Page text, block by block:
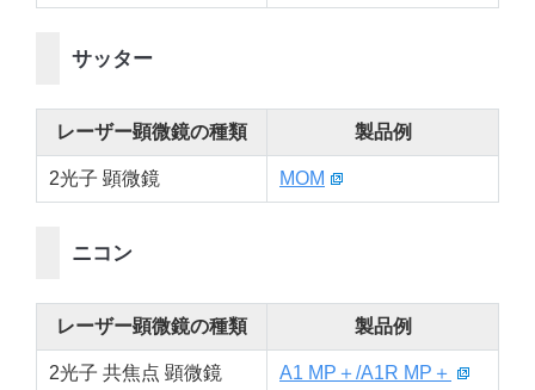
サッター
レーザー顕微鏡の種類 製品例
2光子 顕微鏡 MOM
ニコン
レーザー顕微鏡の種類 製品例
2光子 共焦点 顕微鏡 A1 MP＋/A1R MP＋